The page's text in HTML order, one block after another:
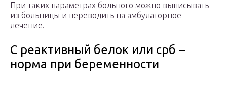
При таких параметрах больного можно выписывать
из больницы и переводить на амбулаторное
лечение.
С реактивный белок или срб –
норма при беременности